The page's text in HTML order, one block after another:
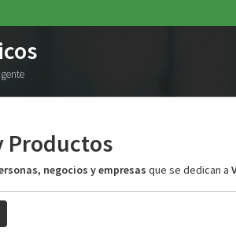
Productos
negocios y empresas que se dedican a